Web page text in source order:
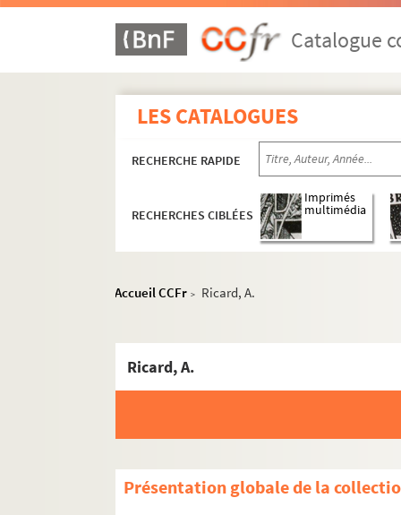
Catalogue
LES CATALOGUES
RECHERCHE RAPIDE
RECHERCHES CIBLÉES
Imprimés
multimédia
Accueil CCFr > Ricard, A.
Ricard, A.
Présentation globale de la
Gard
Haute-Garonne
Hérault
Ille-et-Vilaine
Indre
Indre-et-Loire
Isère
Loir-et-Cher
Loire-Atlantique
Lozère
Meurthe-et-Moselle